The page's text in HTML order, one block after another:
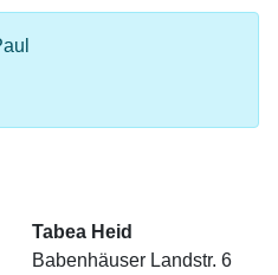
Tabea Heid
Babenhäuser Landstr. 6